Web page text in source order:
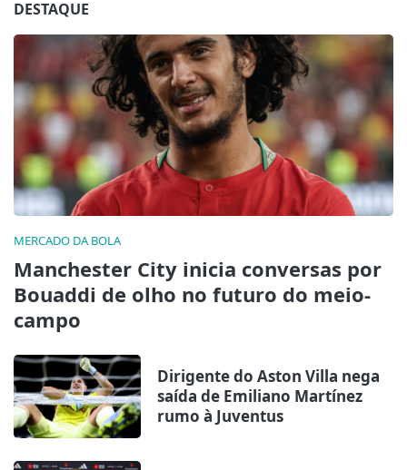
DESTAQUE
MERCADO DA BOLA
Manchester City inicia conversas por
Bouaddi de olho no futuro do meio-
campo
Dirigente do Aston Villa nega
saída de Emiliano Martínez
rumo à Juventus